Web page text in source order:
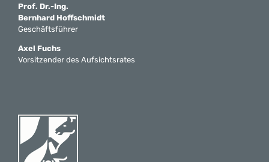
Prof. Dr.-Ing.
Bernhard Hoffschmidt
Geschäftsführer
Axel Fuchs
Vorsitzender des Aufsichtsrates